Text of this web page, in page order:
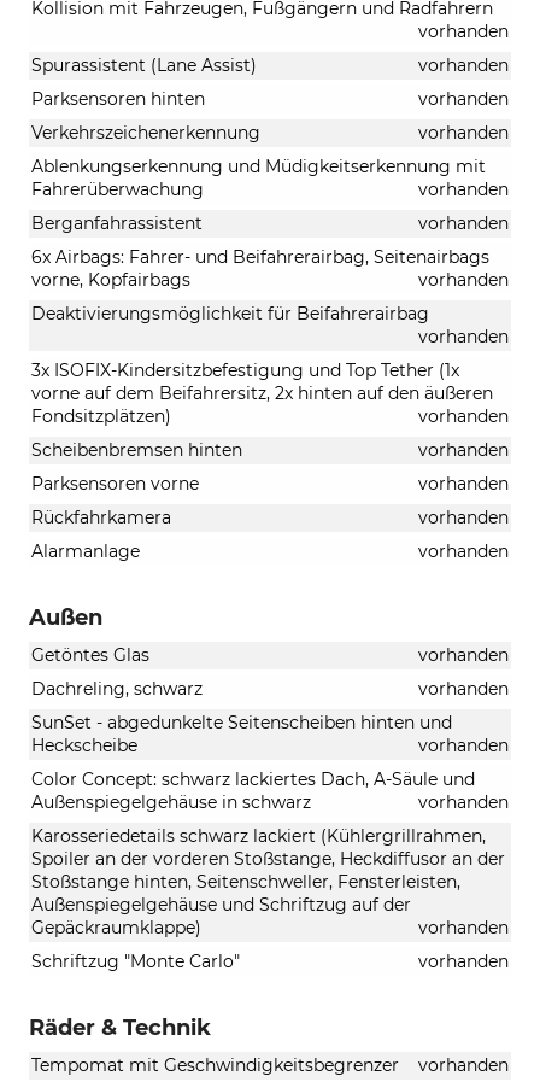
Kollision mit Fahrzeugen, Fußgängern und Radfahrern
vorhanden
Spurassistent (Lane Assist)
vorhanden
Parksensoren hinten
vorhanden
Verkehrszeichenerkennung
vorhanden
Ablenkungserkennung und Müdigkeitserkennung mit
Fahrerüberwachung
vorhanden
Berganfahrassistent
vorhanden
6x Airbags: Fahrer- und Beifahrerairbag, Seitenairbags
vorne, Kopfairbags
vorhanden
Deaktivierungsmöglichkeit für Beifahrerairbag
vorhanden
3x ISOFIX-Kindersitzbefestigung und Top Tether (1x
vorne auf dem Beifahrersitz, 2x hinten auf den äußeren
Fondsitzplätzen)
vorhanden
Scheibenbremsen hinten
vorhanden
Parksensoren vorne
vorhanden
Rückfahrkamera
vorhanden
Alarmanlage
vorhanden
Außen
Getöntes Glas
vorhanden
Dachreling, schwarz
vorhanden
SunSet - abgedunkelte Seitenscheiben hinten und
Heckscheibe
vorhanden
Color Concept: schwarz lackiertes Dach, A-Säule und
Außenspiegelgehäuse in schwarz
vorhanden
Karosseriedetails schwarz lackiert (Kühlergrillrahmen,
Spoiler an der vorderen Stoßstange, Heckdiffusor an der
Stoßstange hinten, Seitenschweller, Fensterleisten,
Außenspiegelgehäuse und Schriftzug auf der
Gepäckraumklappe)
vorhanden
Schriftzug "Monte Carlo"
vorhanden
Räder & Technik
Tempomat mit Geschwindigkeitsbegrenzer
vorhanden